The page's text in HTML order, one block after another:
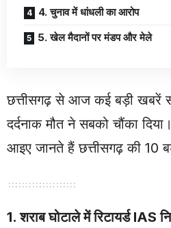
4. चुनाव में धांधली का आरोप
5. खेल मैदानों पर मंडप और मेले
छत्तीसगढ़ से आज कई बड़ी खबरें
दर्दनाक मौत ने सबको चौंका
आइए जानते हैं छत्तीसगढ़ की 10
1. शराब घोटाले में रिटायर्ड IAS